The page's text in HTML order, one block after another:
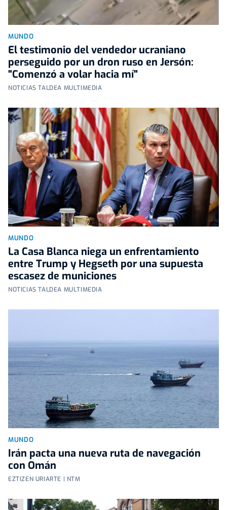
MUNDO
El testimonio del vendedor ucraniano
perseguido por un dron ruso en Jersón:
"Comenzó a volar hacia mí"
NOTICIAS TALDEA MULTIMEDIA
MUNDO
La Casa Blanca niega un enfrentamiento
entre Trump y Hegseth por una supuesta
escasez de municiones
NOTICIAS TALDEA MULTIMEDIA
MUNDO
Irán pacta una nueva ruta de navegación
con Omán
EZTIZEN URIARTE | NTM